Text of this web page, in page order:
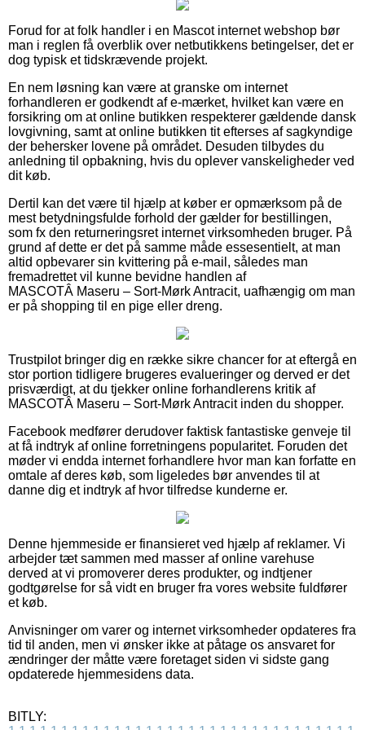
Forud for at folk handler i en Mascot internet webshop bør
man i reglen få overblik over netbutikkens betingelser, det er
dog typisk et tidskrævende projekt.
En nem løsning kan være at granske om internet
forhandleren er godkendt af e-mærket, hvilket kan være en
forsikring om at online butikken respekterer gældende dansk
lovgivning, samt at online butikken tit efterses af sagkyndige
der behersker lovene på området. Desuden tilbydes du
anledning til opbakning, hvis du oplever vanskeligheder ved
dit køb.
Dertil kan det være til hjælp at køber er opmærksom på de
mest betydningsfulde forhold der gælder for bestillingen,
som fx den returneringsret internet virksomheden bruger. På
grund af dette er det på samme måde essesentielt, at man
altid opbevarer sin kvittering på e-mail, således man
fremadrettet vil kunne bevidne handlen af
MASCOTÂ Maseru – Sort-Mørk Antracit, uafhængig om man
er på shopping til en pige eller dreng.
Trustpilot bringer dig en række sikre chancer for at eftergå en
stor portion tidligere brugeres evalueringer og derved er det
prisværdigt, at du tjekker online forhandlerens kritik af
MASCOTÂ Maseru – Sort-Mørk Antracit inden du shopper.
Facebook medfører derudover faktisk fantastiske genveje til
at få indtryk af online forretningens popularitet. Foruden det
møder vi endda internet forhandlere hvor man kan forfatte en
omtale af deres køb, som ligeledes bør anvendes til at
danne dig et indtryk af hvor tilfredse kunderne er.
Denne hjemmeside er finansieret ved hjælp af reklamer. Vi
arbejder tæt sammen med masser af online varehuse
derved at vi promoverer deres produkter, og indtjener
godtgørelse for så vidt en bruger fra vores website fuldfører
et køb.
Anvisninger om varer og internet virksomheder opdateres fra
tid til anden, men vi ønsker ikke at påtage os ansvaret for
ændringer der måtte være foretaget siden vi sidste gang
opdaterede hjemmesidens data.
BITLY: